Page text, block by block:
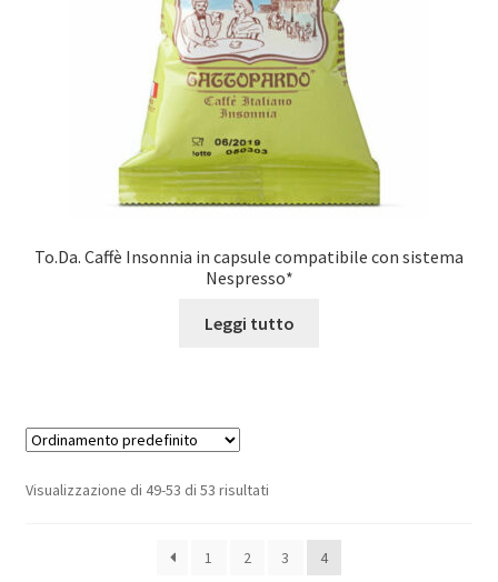
To.Da. Caffè Insonnia in capsule compatibile con sistema
Nespresso*
Leggi tutto
Visualizzazione di 49-53 di 53 risultati
1 2 3 4